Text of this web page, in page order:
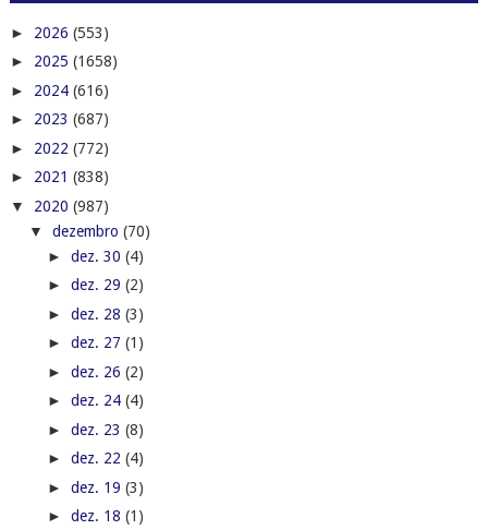
► 2026 (553)
► 2025 (1658)
► 2024 (616)
► 2023 (687)
► 2022 (772)
► 2021 (838)
▼ 2020 (987)
▼ dezembro (70)
► dez. 30 (4)
► dez. 29 (2)
► dez. 28 (3)
► dez. 27 (1)
► dez. 26 (2)
► dez. 24 (4)
► dez. 23 (8)
► dez. 22 (4)
► dez. 19 (3)
► dez. 18 (1)